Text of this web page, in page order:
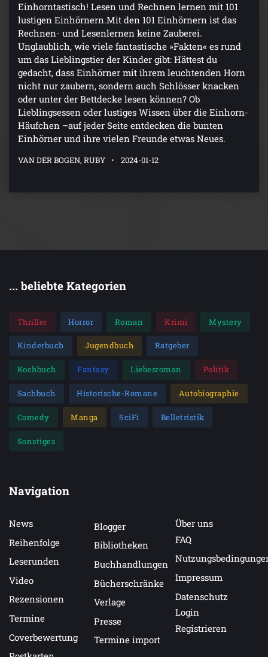
Einhorntastisch! Lesen und Rechnen lernen mit 101
lustigen Einhörnern.Mit den 101 Einhörnern ist das
Rechnen- und Lesenlernen keine Zauberei.
Unglaublich, wie viele fantastische »Fakten« es rund
um das Lieblingstier der Kinder gibt: Hättest du
gedacht, dass Einhörner mit ihrem leuchtenden Horn
nicht nur zaubern, sondern auch Schlösser knacken
oder unter der Bettdecke lesen können? Ob
Lieblingsessen oder lustiges Wissen über die Einhorn-
Häufchen –auf jeder Seite entdecken die bunten
Einhörner und ihre vielen Freunde etwas Neues.
VAN DER BOGEN, RUBY 2024-01-12
... beliebte Kategorien
Thriller Horror Roman Krimi Mystery
Kinderbuch Jugendbuch Ratgeber
Kochbuch Fantasy Liebesroman Politik
Sachbuch Historische-Romane Autobiographie
Comedy Manga SciFi Belletristik
Sonstiges
Navigation
News
Reihenfolge
Leserunden
Video
Rezensionen
Termine
Coverbewertung
Blogger
Bibliotheken
Buchhandlungen
Bücherschränke
Verlage
Presse
Termine import
Über uns
FAQ
Impressum
Datenschutz
Login
Registrieren